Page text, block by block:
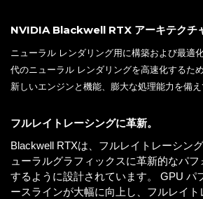
NVIDIA Blackwell RTX アーキテクチ
ニューラル レンダリング用に構築および最適
代のニューラル レンダリングを高速化するた
新しいエンジンと機能、膨大な処理能力を備え
フルレイトレーシングに革新。
Blackwell RTXは、フルレイトレーシン
ューラルグラフィックスに革新的なパ
するように設計されています。 GPU パ
ースラインが大幅に向上し、フルレイト